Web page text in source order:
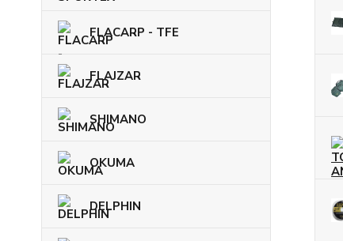
FLACARP - TFE
FLAJZAR
SHIMANO
OKUMA
DELPHIN